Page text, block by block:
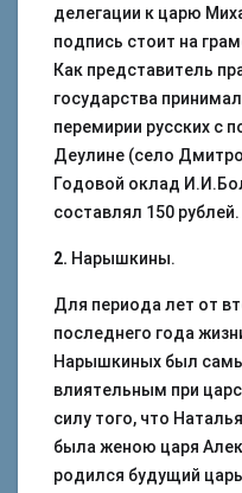
делегации к царю
подпись стоит на
Как представитель
государства
перемирии русских с
Деулине (село
Годовой оклад
составлял 150 рублей.
2. Нарышкины.
Для периода лет от
последнего года
Нарышкиных был
влиятельным при
силу того, что
была женою царя
родился будущий